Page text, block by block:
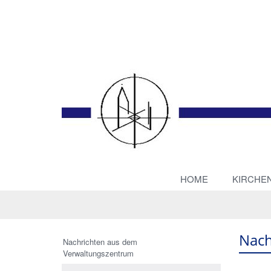
HOME
Nachrichten aus dem
Verwaltungszentrum